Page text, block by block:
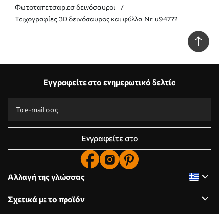
Φωτοταπετσαριεσ δεινόσαυροι
Τοιχογραφίες 3D δεινόσαυρος και φύλλα Nr. u94772
Εγγραφείτε στο ενημερωτικό δελτίο
Εγγραφείτε στο
Αλλαγή της γλώσσας
Σχετικά με το προϊόν